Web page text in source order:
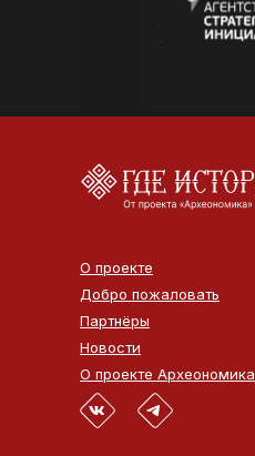
О проекте
Добро пожаловать
Партнёры
Новости
О проекте Археономика